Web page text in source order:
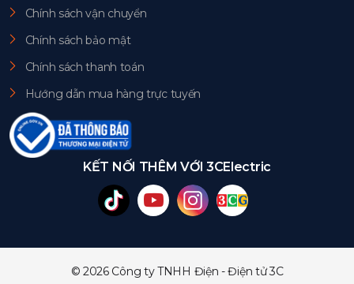
Chính sách vận chuyển
Chính sách bảo mật
Chính sách thanh toán
Hướng dẫn mua hàng trực tuyến
KẾT NỐI THÊM VỚI 3CElectric
© 2026 Công ty TNHH Điện - Điện tử 3C